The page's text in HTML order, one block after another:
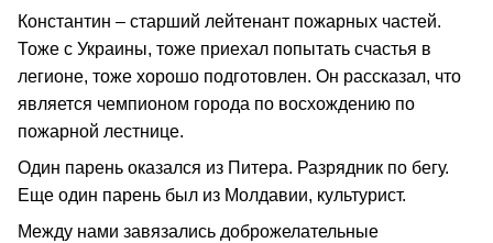
Константин – старший лейтенант пожарных частей.
Тоже с Украины, тоже приехал попытать счастья в
легионе, тоже хорошо подготовлен. Он рассказал, что
является чемпионом города по восхождению по
пожарной лестнице.
Один парень оказался из Питера. Разрядник по бегу.
Еще один парень был из Молдавии, культурист.
Между нами завязались доброжелательные